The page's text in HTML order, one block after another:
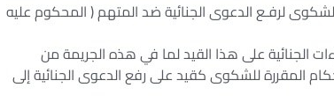
لرفـع الدعوى الجنائية ضد المتهم ( المحكوم عليه
العقوبات و 3 من قانون الإجراءات الجنائية على هذا القيد لما في هذه الجريمة من
المقررة للشكوى كقيد على رفع الدعوى الجنائية إلى